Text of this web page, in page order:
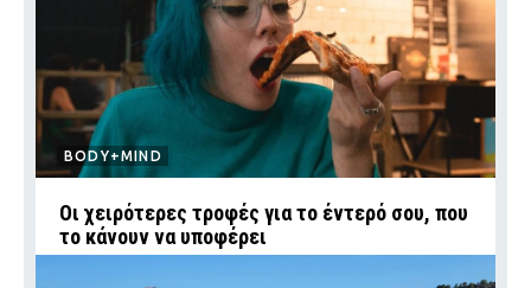
BODY+MIND
Οι χειρότερες τροφές για το έντερό σου, που
το κάνουν να υποφέρει